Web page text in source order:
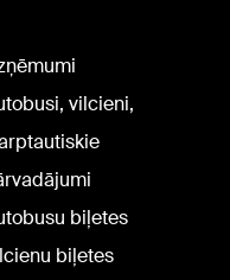
vilcieni,
biļetes
biļetes